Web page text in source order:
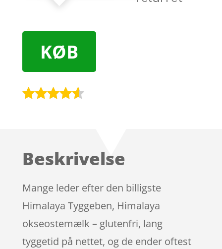
KØB
på
mmelser
Beskrivelse
Mange leder efter den billigste
Himalaya Tyggeben, Himalaya
okseostemælk – glutenfri, lang
tyggetid på nettet, og de ender oftest